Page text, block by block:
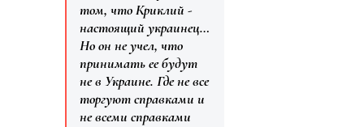
том, что Криклий -
настоящий украинец…
Но он не учел, что
принимать ее будут
не в Украине. Где не все
торгуют справками и
не всеми справками